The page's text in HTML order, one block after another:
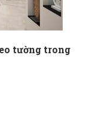
tường trong